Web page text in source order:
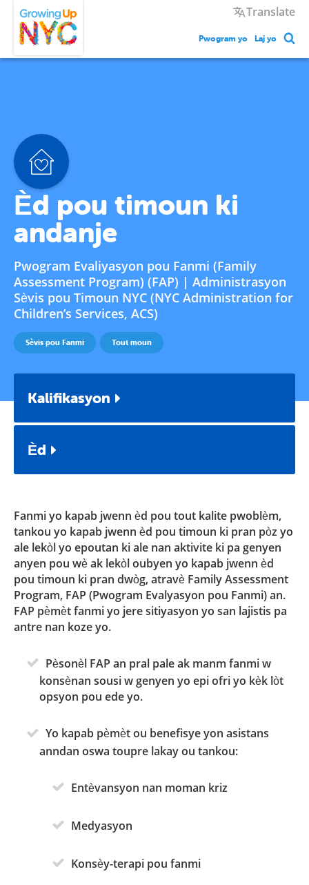
Skip
main
content
Translate
Pwogram yo Laj yo
Èd pou timoun ki
andanje
Pwogram Evaliyasyon pou Fanmi (Family
Assessment Program) (FAP) | Administrasyon
Sèvis pou Timoun NYC (NYC Administration for
Children’s Services, ACS)
Sèvis pou Fanmi Tout moun
Kalifikasyon
Èd
Fanmi yo kapab jwenn èd pou tout kalite pwoblèm,
tankou yo kapab jwenn èd pou timoun ki pran pòz yo
ale lekòl yo epoutan ki ale nan aktivite ki pa genyen
anyen pou wè ak lekòl oubyen yo kapab jwenn èd
pou timoun ki pran dwòg, atravè Family Assessment
Program, FAP (Pwogram Evalyasyon pou Fanmi) an.
FAP pèmèt fanmi yo jere sitiyasyon yo san lajistis pa
antre nan koze yo.
Pèsonèl FAP an pral pale ak manm fanmi w
konsènan sousi w genyen yo epi ofri yo kèk lòt
opsyon pou ede yo.
Yo kapab pèmèt ou benefisye yon asistans
anndan oswa toupre lakay ou tankou:
Entèvansyon nan moman kriz
Medyasyon
Konsèy-terapi pou fanmi